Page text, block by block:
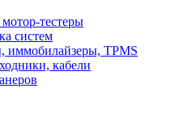
тестеры
систем
иммобилайзеры, TPMS
кабели